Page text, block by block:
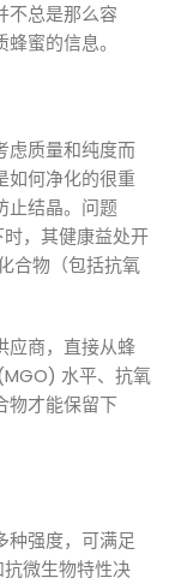
不总是那么容
蜜的信息。
虑质量和纯度而
如何净化的很重
止结晶。问题
，其健康益处开
合物（包括抗氧
应商，直接从蜂
水平、抗氧
物才能保留下
种强度，可满足
微生物特性决